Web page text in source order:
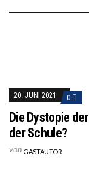
20. JUNI 2021 0
Die Dystopie
der Schule?
von GASTAUTOR